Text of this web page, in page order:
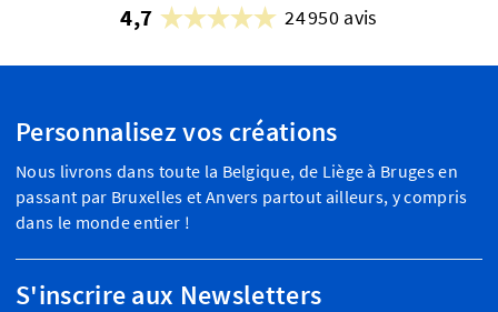
4,7 24 950 avis
Personnalisez vos créations
Nous livrons dans toute la Belgique, de Liège à Bruges en
passant par Bruxelles et Anvers partout ailleurs, y compris
dans le monde entier !
S'inscrire aux Newsletters